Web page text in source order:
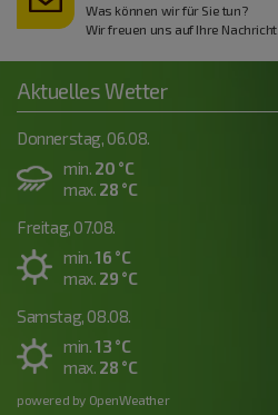
Was können wir für Sie tun?
Wir freuen uns auf Ihre Nachricht.
Aktuelles Wetter
Donnerstag, 06.08.
min. 20 °C
max. 28 °C
Freitag, 07.08.
min.16 °C
max. 29 °C
Samstag, 08.08.
min.13 °C
max. 28 °C
powered by OpenWeather